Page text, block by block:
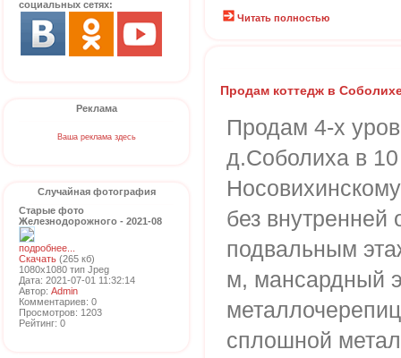
социальных сетях:
Реклама
Ваша реклама здесь
Случайная фотография
Старые фото
Железнодорожного - 2021-08
подробнее...
Скачать (265 кб)
1080x1080 тип Jpeg
Дата: 2021-07-01 11:32:14
Автор: Admin
Комментариев: 0
Просмотров: 1203
Рейтинг: 0
Читать полностью
Продам коттедж в
Продам 4-х
д.Соболиха в
без внутренней
подвальным
м, мансардный
сплошной